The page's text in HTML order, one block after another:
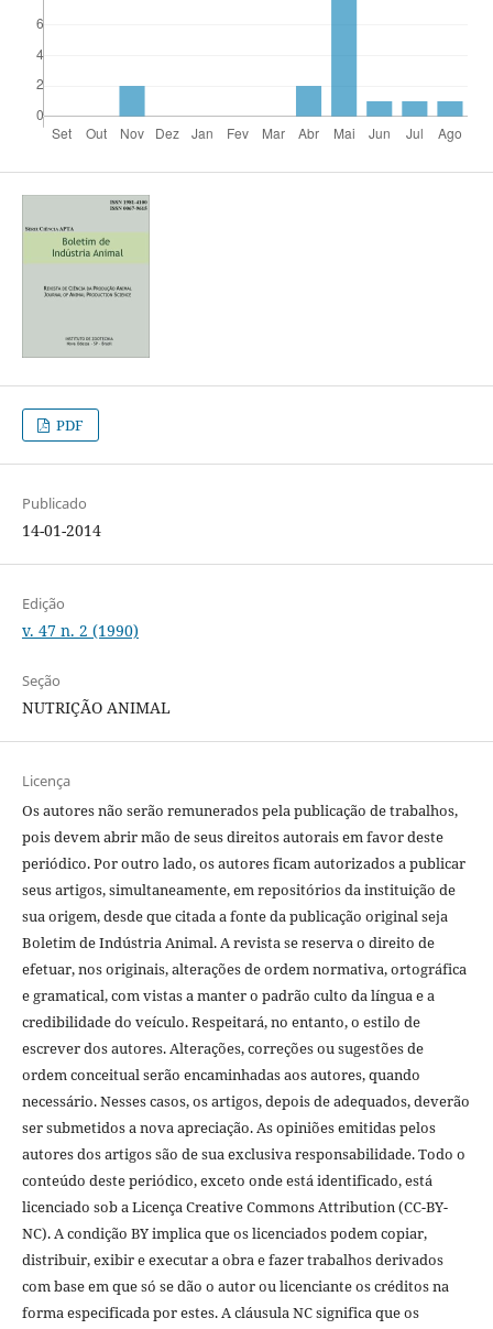
PDF
Publicado
14-01-2014
Edição
v. 47 n. 2 (1990)
Seção
NUTRIÇÃO ANIMAL
Licença
Os autores não serão remunerados pela publicação de trabalhos,
pois devem abrir mão de seus direitos autorais em favor deste
periódico. Por outro lado, os autores ficam autorizados a publicar
seus artigos, simultaneamente, em repositórios da instituição de
sua origem, desde que citada a fonte da publicação original seja
Boletim de Indústria Animal. A revista se reserva o direito de
efetuar, nos originais, alterações de ordem normativa, ortográfica
e gramatical, com vistas a manter o padrão culto da língua e a
credibilidade do veículo. Respeitará, no entanto, o estilo de
escrever dos autores. Alterações, correções ou sugestões de
ordem conceitual serão encaminhadas aos autores, quando
necessário. Nesses casos, os artigos, depois de adequados, deverão
ser submetidos a nova apreciação. As opiniões emitidas pelos
autores dos artigos são de sua exclusiva responsabilidade. Todo o
conteúdo deste periódico, exceto onde está identificado, está
licenciado sob a Licença Creative Commons Attribution (CC-BY-
NC). A condição BY implica que os licenciados podem copiar,
distribuir, exibir e executar a obra e fazer trabalhos derivados
com base em que só se dão o autor ou licenciante os créditos na
forma especificada por estes. A cláusula NC significa que os